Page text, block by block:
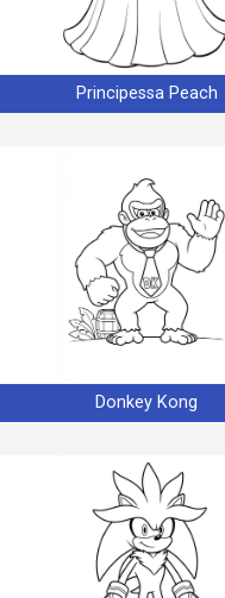
Principessa Peach
Donkey Kong